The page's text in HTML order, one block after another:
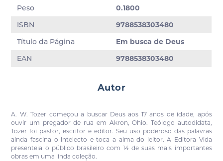
Peso
0.1800
ISBN
9788538303480
Título da Página
Em busca de Deus
EAN
9788538303480
Autor
A. W. Tozer começou a buscar Deus aos 17 anos de idade, após
ouvir um pregador de rua em Akron, Ohio. Teólogo autodidata,
Tozer foi pastor, escritor e editor. Seu uso poderoso das palavras
ainda fascina o intelecto e toca a alma do leitor. A Editora Vida
presenteia o público brasileiro com 14 de suas mais importantes
obras em uma linda coleção.